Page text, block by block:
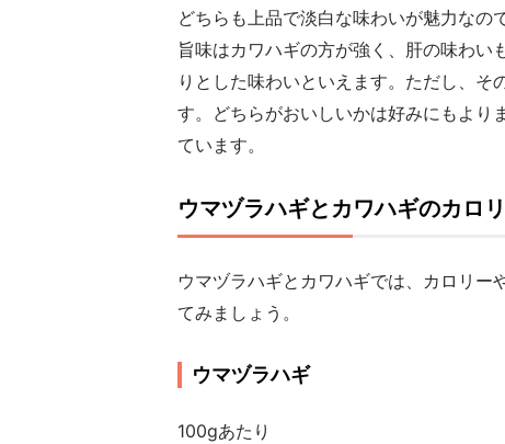
どちらも上品で淡白な味わいが魅力な
旨味はカワハギの方が強く、肝の味わ
りとした味わいといえます。ただし、
す。どちらがおいしいかは好みにもより
ています。
ウマヅラハギとカワハギのカロ
ウマヅラハギとカワハギでは、カロリー
てみましょう。
ウマヅラハギ
100gあたり